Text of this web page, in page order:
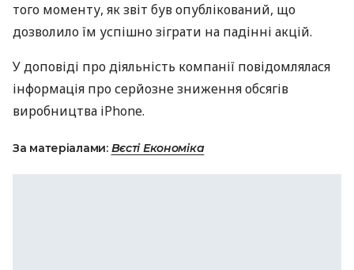
того моменту, як звіт був опублікований, що
дозволило їм успішно зіграти на падінні акцій.
У доповіді про діяльність компанії повідомлялася
інформація про серйозне зниження обсягів
виробництва iPhone.
За матеріалами: Вєсті Економіка